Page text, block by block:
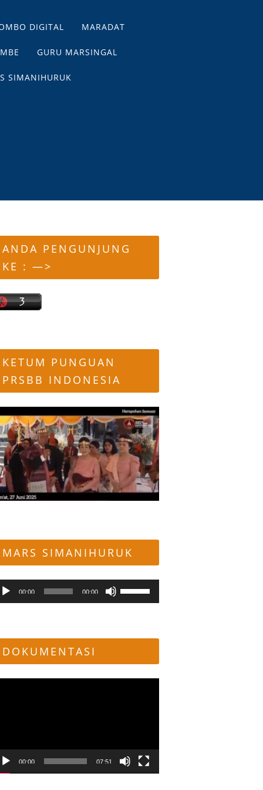
DIGITAL MARADAT
GURU MARSINGAL
SIMANIHURUK
ANDA PENGUNJUNG
KE : —>
KETUM PUNGUAN
PRSBB INDONESIA
MARS SIMANIHURUK
00:00 00:00
untuk
atau
menurunkan
DOKUMENTASI
00:00 07:51